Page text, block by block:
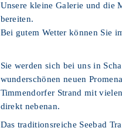
Unsere kleine Galerie und die
bereiten.
Bei gutem Wetter können Sie
Sie werden sich bei uns in
wunderschönen neuen
Timmendorfer Strand mit
direkt nebenan.
Das traditionsreiche Seebad